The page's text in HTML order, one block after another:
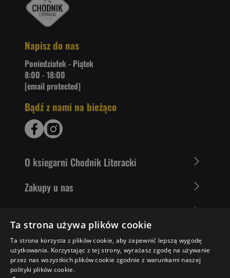
29,60 ZŁ
Napisz do nas
Poniedziałek - Piątek
8:00 - 18:00
[email protected]
Bądź z nami na bieżąco
O ksiegarni Chodnik Literacki
Zakupy u nas
Literaci polecają
Ta strona używa plików cookie
Ta strona korzysta z plików cookie, aby zapewnić lepszą wygodę
użytkowania. Korzystając z tej strony, wyrażasz zgodę na używanie
przez nas wszystkich plików cookie zgodnie z warunkami naszej
polityki plików cookie.